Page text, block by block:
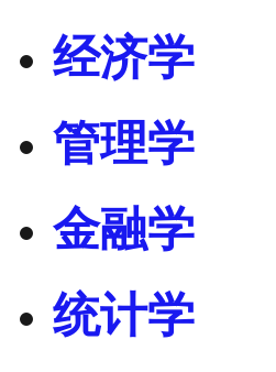
经济学
管理学
金融学
统计学